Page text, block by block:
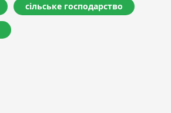
сільське господарство